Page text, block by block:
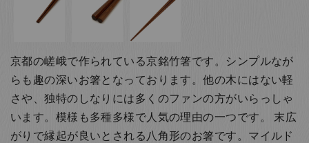
京都の嵯峨で作られている京銘竹箸です。シンプルなが
らも趣の深いお箸となっております。他の木にはない軽
さや、独特のしなりには多くのファンの方がいらっしゃ
います。模様も多種多様で人気の理由の一つです。 末広
がりで縁起が良いとされる八角形のお箸です。マイルド